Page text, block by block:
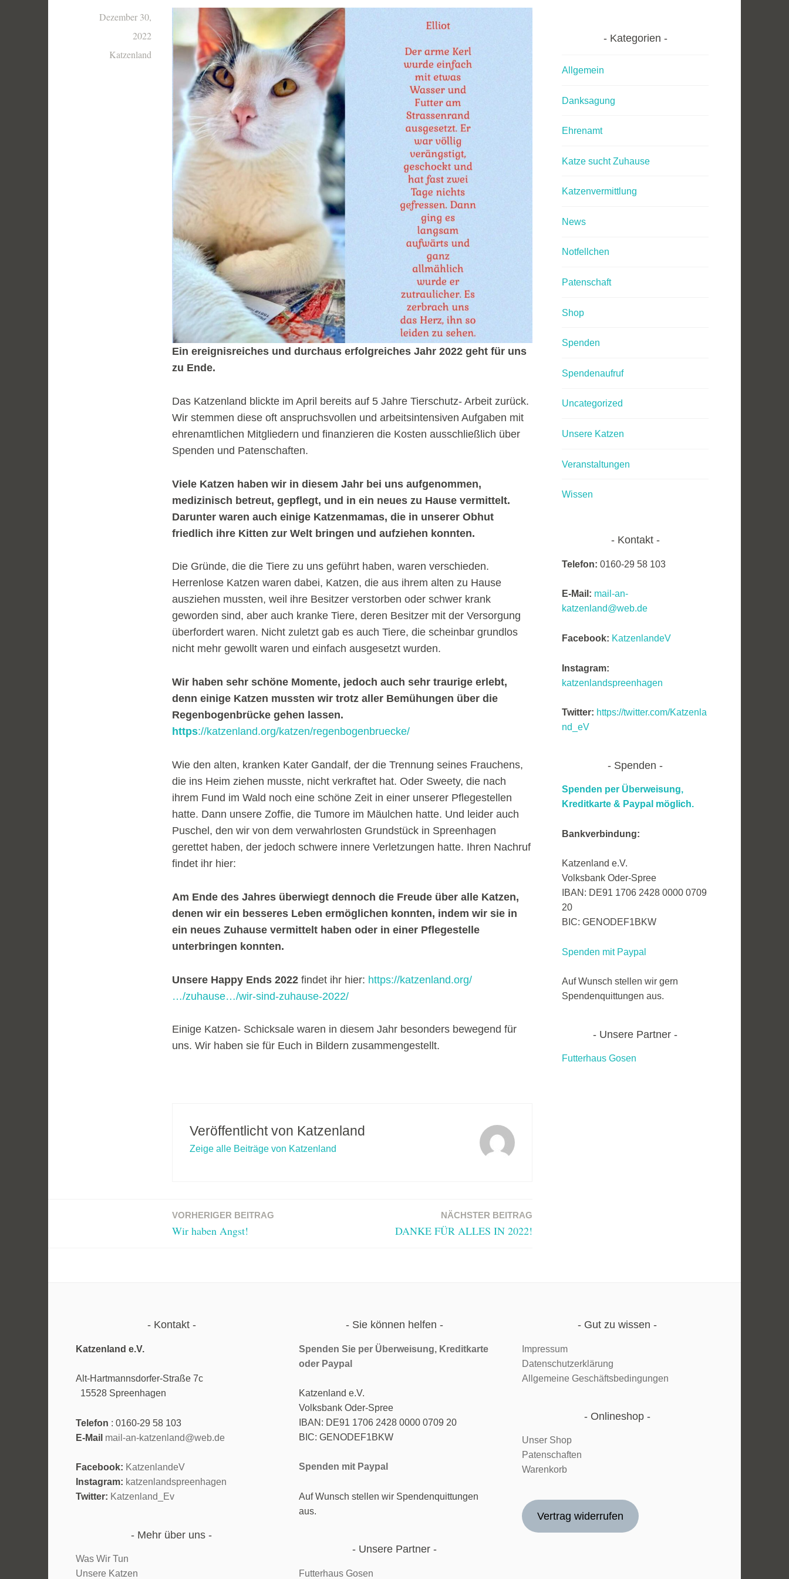
Dezember 30,
2022
Katzenland
Ein ereignisreiches und durchaus erfolgreiches Jahr 2022 geht für uns
zu Ende.
Das Katzenland blickte im April bereits auf 5 Jahre Tierschutz- Arbeit zurück.
Wir stemmen diese oft anspruchsvollen und arbeitsintensiven Aufgaben mit
ehrenamtlichen Mitgliedern und finanzieren die Kosten ausschließlich über
Spenden und Patenschaften.
Viele Katzen haben wir in diesem Jahr bei uns aufgenommen,
medizinisch betreut, gepflegt, und in ein neues zu Hause vermittelt.
Darunter waren auch einige Katzenmamas, die in unserer Obhut
friedlich ihre Kitten zur Welt bringen und aufziehen konnten.
Die Gründe, die die Tiere zu uns geführt haben, waren verschieden.
Herrenlose Katzen waren dabei, Katzen, die aus ihrem alten zu Hause
ausziehen mussten, weil ihre Besitzer verstorben oder schwer krank
geworden sind, aber auch kranke Tiere, deren Besitzer mit der Versorgung
überfordert waren. Nicht zuletzt gab es auch Tiere, die scheinbar grundlos
nicht mehr gewollt waren und einfach ausgesetzt wurden.
Wir haben sehr schöne Momente, jedoch auch sehr traurige erlebt,
denn einige Katzen mussten wir trotz aller Bemühungen über die
Regenbogenbrücke gehen lassen.
https://katzenland.org/katzen/regenbogenbruecke/
Wie den alten, kranken Kater Gandalf, der die Trennung seines Frauchens,
die ins Heim ziehen musste, nicht verkraftet hat. Oder Sweety, die nach
ihrem Fund im Wald noch eine schöne Zeit in einer unserer Pflegestellen
hatte. Dann unsere Zoffie, die Tumore im Mäulchen hatte. Und leider auch
Puschel, den wir von dem verwahrlosten Grundstück in Spreenhagen
gerettet haben, der jedoch schwere innere Verletzungen hatte. Ihren Nachruf
findet ihr hier:
Am Ende des Jahres überwiegt dennoch die Freude über alle Katzen,
denen wir ein besseres Leben ermöglichen konnten, indem wir sie in
ein neues Zuhause vermittelt haben oder in einer Pflegestelle
unterbringen konnten.
Unsere Happy Ends 2022 findet ihr hier: https://katzenland.org/
…/zuhause…/wir-sind-zuhause-2022/
Einige Katzen- Schicksale waren in diesem Jahr besonders bewegend für
uns. Wir haben sie für Euch in Bildern zusammengestellt.
Veröffentlicht von Katzenland
Zeige alle Beiträge von Katzenland
BeitragsnavigationVORHERIGER BEITRAG
Wir haben Angst!
NÄCHSTER BEITRAG
DANKE FÜR ALLES IN 2022!
Kategorien
Allgemein
Danksagung
Ehrenamt
Katze sucht Zuhause
Katzenvermittlung
News
Notfellchen
Patenschaft
Shop
Spenden
Spendenaufruf
Uncategorized
Unsere Katzen
Veranstaltungen
Wissen
Kontakt
Telefon: 0160-29 58 103
E-Mail: mail-an-
katzenland@web.de
Facebook: KatzenlandeV
Instagram:
katzenlandspreenhagen
Twitter: https://twitter.com/Katzenla
nd_eV
Spenden
Spenden per Überweisung,
Kreditkarte & Paypal möglich.
Bankverbindung:
Katzenland e.V.
Volksbank Oder-Spree
IBAN: DE91 1706 2428 0000 0709
20
BIC: GENODEF1BKW
Spenden mit Paypal
Auf Wunsch stellen wir gern
Spendenquittungen aus.
Unsere Partner
Futterhaus Gosen
Kontakt
Katzenland e.V.
Alt-Hartmannsdorfer-Straße 7c
15528 Spreenhagen
Telefon : 0160-29 58 103
E-Mail mail-an-katzenland@web.de
Facebook: KatzenlandeV
Instagram: katzenlandspreenhagen
Twitter: Katzenland_Ev
Mehr über uns
Was Wir Tun
Unsere Katzen
Sie können helfen
Spenden Sie per Überweisung, Kreditkarte
oder Paypal
Katzenland e.V.
Volksbank Oder-Spree
IBAN: DE91 1706 2428 0000 0709 20
BIC: GENODEF1BKW
Spenden mit Paypal
Auf Wunsch stellen wir Spendenquittungen
aus.
Unsere Partner
Futterhaus Gosen
Gut zu wissen
Impressum
Datenschutzerklärung
Allgemeine Geschäftsbedingungen
Onlineshop
Unser Shop
Patenschaften
Warenkorb
Vertrag widerrufen